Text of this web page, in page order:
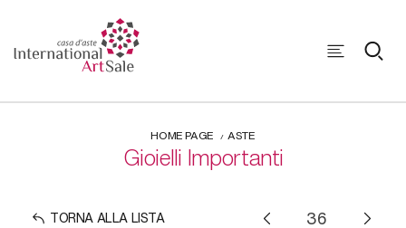
HOME PAGE ASTE
Gioielli Importanti
TORNA ALLA LISTA